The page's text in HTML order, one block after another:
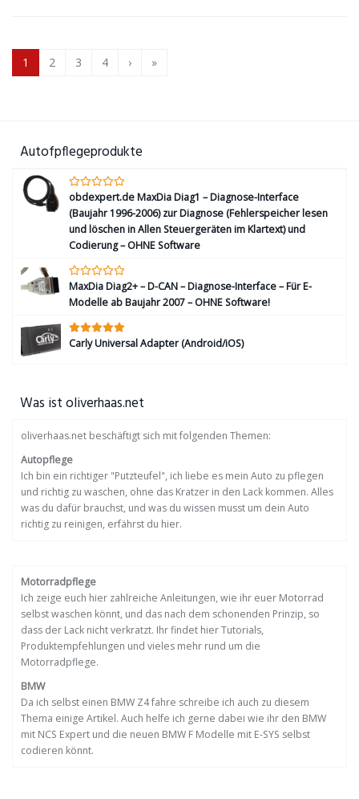
1 2 3 4 › »
Autofpflegeprodukte
obdexpert.de MaxDia Diag1 – Diagnose-Interface
(Baujahr 1996-2006) zur Diagnose (Fehlerspeicher lesen
und löschen in Allen Steuergeräten im Klartext) und
Codierung – OHNE Software
MaxDia Diag2+ – D-CAN – Diagnose-Interface – Für E-
Modelle ab Baujahr 2007 – OHNE Software!
Carly Universal Adapter (Android/iOS)
Was ist oliverhaas.net
oliverhaas.net beschäftigt sich mit folgenden Themen:
Autopflege
Ich bin ein richtiger "Putzteufel", ich liebe es mein Auto zu pflegen
und richtig zu waschen, ohne das Kratzer in den Lack kommen. Alles
was du dafür brauchst, und was du wissen musst um dein Auto
richtig zu reinigen, erfährst du hier.
Motorradpflege
Ich zeige euch hier zahlreiche Anleitungen, wie ihr euer Motorrad
selbst waschen könnt, und das nach dem schonenden Prinzip, so
dass der Lack nicht verkratzt. Ihr findet hier Tutorials,
Produktempfehlungen und vieles mehr rund um die
Motorradpflege.
BMW
Da ich selbst einen BMW Z4 fahre schreibe ich auch zu diesem
Thema einige Artikel. Auch helfe ich gerne dabei wie ihr den BMW
mit NCS Expert und die neuen BMW F Modelle mit E-SYS selbst
codieren könnt.